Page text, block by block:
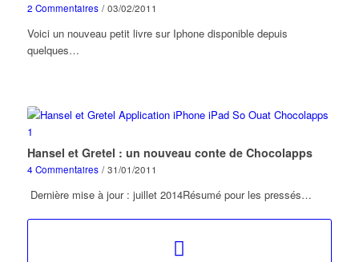
2 Commentaires / 03/02/2011
Voici un nouveau petit livre sur Iphone disponible depuis
quelques…
Hansel et Gretel : un nouveau conte de Chocolapps
4 Commentaires / 31/01/2011
Dernière mise à jour : juillet 2014Résumé pour les pressés…